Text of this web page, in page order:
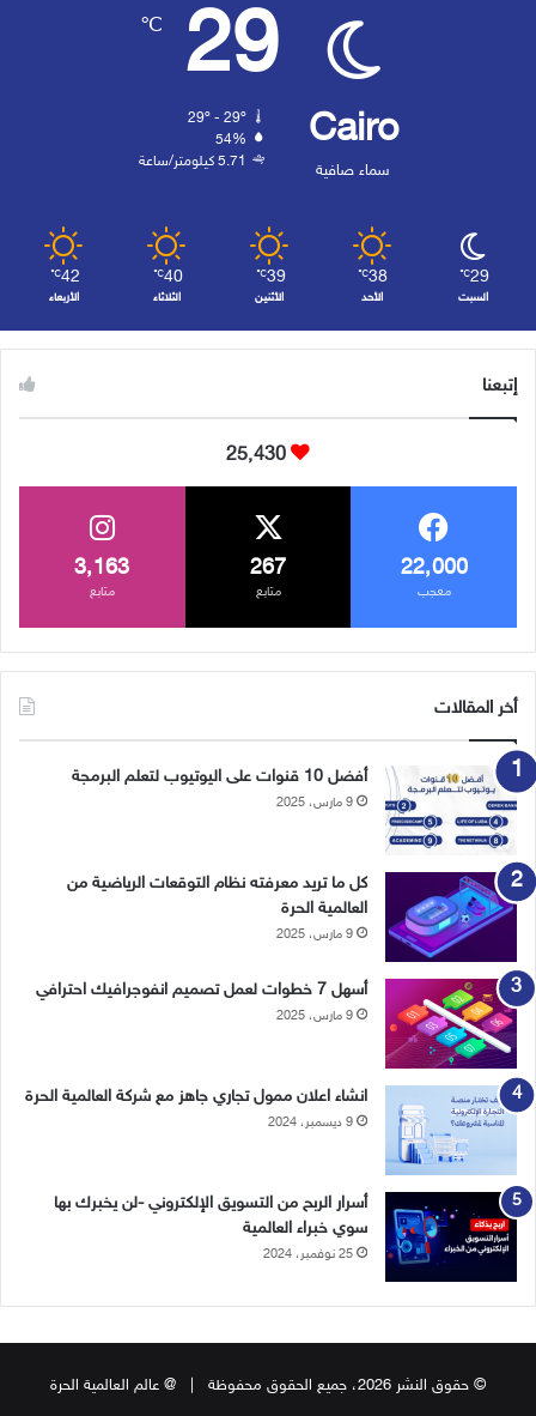
Cairo
سماء صافية
29
℃
29º - 29º
54%
5.71 كيلومتر/ساعة
29
℃
السبت
38
℃
الأحد
39
℃
الأثنين
40
℃
الثلاثاء
42
℃
الأربعاء
إتبعنا
25٬430
22٬000
معجب
267
متابع
3٬163
متابع
أخر المقالات
أفضل 10 قنوات على اليوتيوب لتعلم البرمجة
9 مارس، 2025
كل ما تريد معرفته نظام التوقعات الرياضية من
العالمية الحرة
9 مارس، 2025
أسهل 7 خطوات لعمل تصميم انفوجرافيك احترافي
9 مارس، 2025
انشاء اعلان ممول تجاري جاهز مع شركة العالمية الحرة
9 ديسمبر، 2024
أسرار الربح من التسويق الإلكتروني -لن يخبرك بها
سوي خبراء العالمية
25 نوفمبر، 2024
© حقوق النشر 2026، جميع الحقوق محفوظة | @ عالم العالمية الحرة